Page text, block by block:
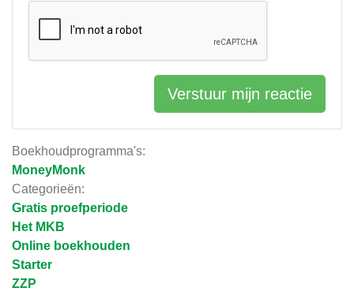
Boekhoudprogramma's:
MoneyMonk
Categorieën:
Gratis proefperiode
Het MKB
Online boekhouden
Starter
ZZP
Verstuur mijn reactie